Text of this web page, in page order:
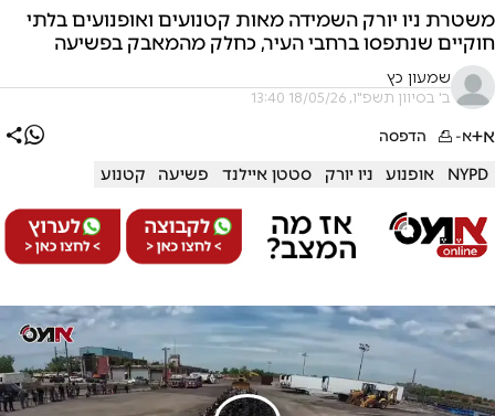
משטרת ניו יורק השמידה מאות קטנועים ואופנועים בלתי
חוקיים שנתפסו ברחבי העיר, כחלק מהמאבק בפשיעה
שמעון כץ
ב' בסיוון תשפ"ו, 18/05/26 13:40
א+א- הדפסה
NYPD אופנוע ניו יורק סטטן איילנד פשיעה קטנוע